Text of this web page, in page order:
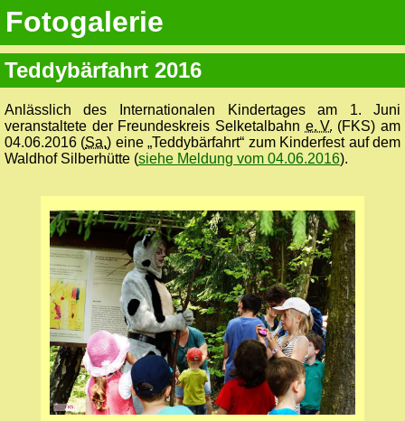
Fotogalerie
Teddybärfahrt 2016
Anlässlich des Internationalen Kindertages am 1. Juni
veranstaltete der Freundeskreis Selketalbahn e. V. (FKS) am
04.06.2016 (Sa.) eine „Teddybärfahrt“ zum Kinderfest auf dem
Waldhof Silberhütte (siehe Meldung vom 04.06.2016).